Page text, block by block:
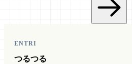
ENTRI
つるつる